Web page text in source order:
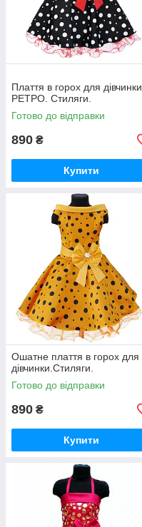
Плаття в горох для дівчинки
РЕТРО. Стиляги.
Готово до відправки
890 ₴
Купити
Ошатне плаття в горох для
дівчинки.Стиляги.
Готово до відправки
890 ₴
Купити